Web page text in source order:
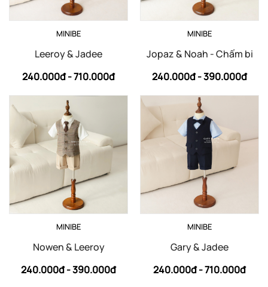
MINIBE
Leeroy & Jadee
240.000đ -710.000đ
MINIBE
Jopaz & Noah - Chấm bi
240.000đ -390.000đ
MINIBE
Nowen & Leeroy
240.000đ -390.000đ
MINIBE
Gary & Jadee
240.000đ -710.000đ